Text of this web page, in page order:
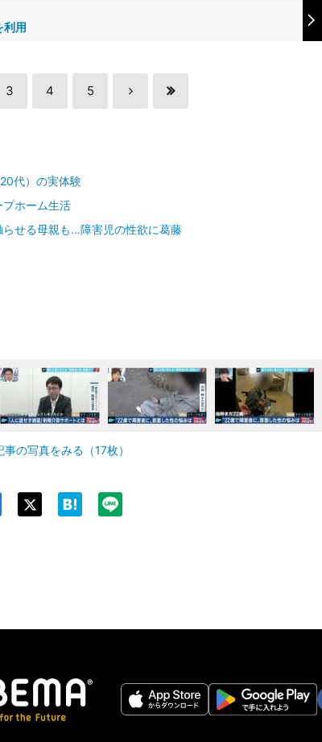
利用
3 4 5
代）の実体験
ホーム生活
せる母親も…障害児の性欲に葛藤
事の写真をみる（17枚）